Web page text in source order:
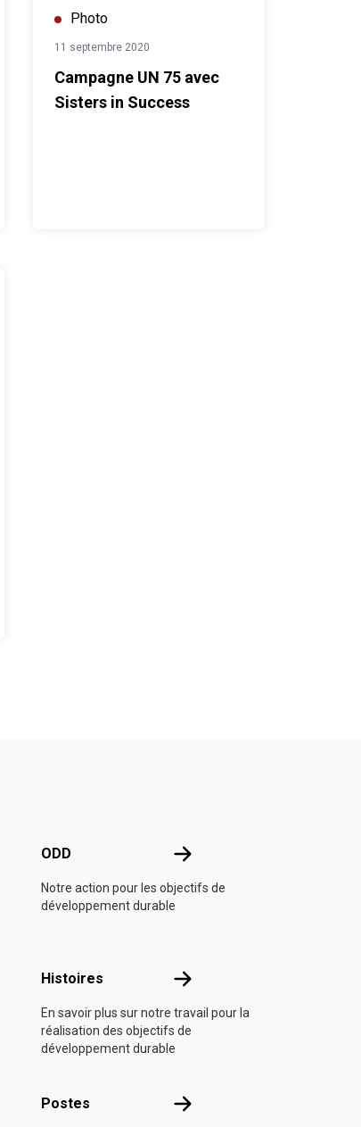
Photo
11 septembre 2020
Campagne UN 75 avec
Sisters in Success
ODD ODD
Notre action pour les objectifs de
développement durable
Histoires Histoires
En savoir plus sur notre travail pour la
réalisation des objectifs de
développement durable
Postes Postes